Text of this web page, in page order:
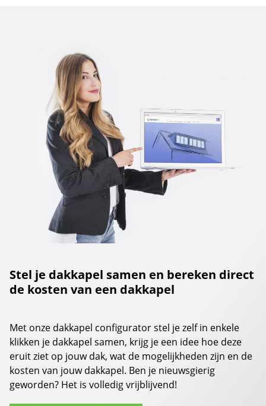
Stel je dakkapel samen en bereken direct
de kosten van een dakkapel
Met onze dakkapel configurator stel je zelf in enkele
klikken je dakkapel samen, krijg je een idee hoe deze
eruit ziet op jouw dak, wat de mogelijkheden zijn en de
kosten van jouw dakkapel. Ben je nieuwsgierig
geworden? Het is volledig vrijblijvend!